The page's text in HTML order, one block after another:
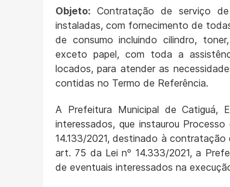
Objeto: Contratação de serviço de
instaladas, com fornecimento de
de consumo incluindo cilindro,
exceto papel, com toda a
locados, para atender as
contidas no Termo de Referência.
A Prefeitura Municipal de Catiguá,
interessados, que instaurou
14.133/2021, destinado à
art. 75 da Lei nº 14.333/2021, a
de eventuais interessados na